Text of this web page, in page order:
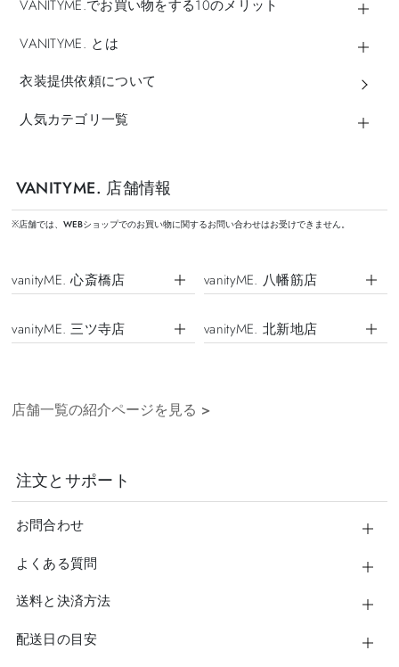
VANITYME.でお買い物をする10のメリット
VANITYME. とは
衣装提供依頼について
人気カテゴリ一覧
VANITYME. 店舗情報
※店舗では、WEBショップでのお買い物に関するお問い合わせはお受けできません。
vanityME. 心斎橋店 vanityME. 八幡筋店
vanityME. 三ツ寺店 vanityME. 北新地店
店舗一覧の紹介ページを見る >
注文とサポート
お問合わせ
よくある質問
送料と決済方法
配送日の目安